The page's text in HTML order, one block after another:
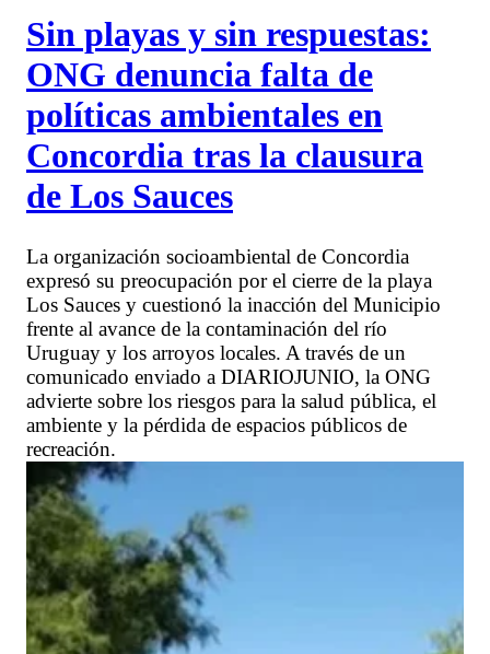
Sin playas y sin respuestas:
ONG denuncia falta de
políticas ambientales en
Concordia tras la clausura
de Los Sauces
La organización socioambiental de Concordia
expresó su preocupación por el cierre de la playa
Los Sauces y cuestionó la inacción del Municipio
frente al avance de la contaminación del río
Uruguay y los arroyos locales. A través de un
comunicado enviado a DIARIOJUNIO, la ONG
advierte sobre los riesgos para la salud pública, el
ambiente y la pérdida de espacios públicos de
recreación.